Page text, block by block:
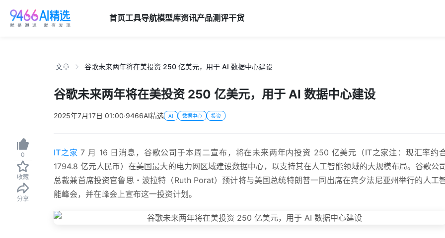
首页工具导航模型库资讯产品测评干货
0
收藏
分享
文章 谷歌未来两年将在美投资 250 亿美元，用于 AI 数据中心建设
谷歌未来两年将在美投资 250 亿美元，用于 AI 数据中心建设
2025年7月17日 01:00·9466AI精选 AI 数据中心 投资
IT之家 7 月 16 日消息，谷歌公司于本周二宣布，将在未来两年内投资 250 亿美元（IT之家注：现汇率约
1794.8 亿元人民币）在美国最大的电力网区域建设数据中心，以支持其在人工智能领域的大规模布局。谷歌公司
总裁兼首席投资官鲁思・波拉特（Ruth Porat）预计将与美国总统特朗普一同出席在宾夕法尼亚州举行的人工
能峰会，并在峰会上宣布这一投资计划。